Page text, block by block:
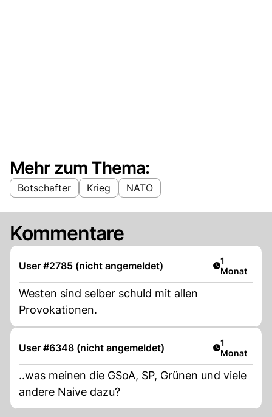
Mehr zum Thema:
Botschafter Krieg NATO
Kommentare
User #2785 (nicht angemeldet) Artikel
1
Monat
Westen sind selber schuld mit allen
Provokationen.
User #6348 (nicht angemeldet) Artikel
1
Monat
..was meinen die GSoA, SP, Grünen und viele
andere Naive dazu?